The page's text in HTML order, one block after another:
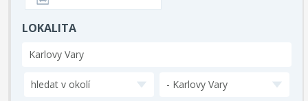
LOKALITA
hledat v okolí - Karlovy Vary